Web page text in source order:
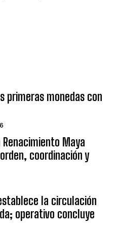
primeras monedas con
Renacimiento Maya
coordinación y
la circulación
operativo concluye